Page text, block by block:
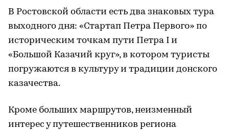
В Ростовской области есть два знаковых тура
выходного дня: «Стартап Петра Первого» по
историческим точкам пути Петра I и
«Большой Казачий круг», в котором туристы
погружаются в культуру и традиции донского
казачества.
Кроме больших маршрутов, неизменный
интерес у путешественников региона